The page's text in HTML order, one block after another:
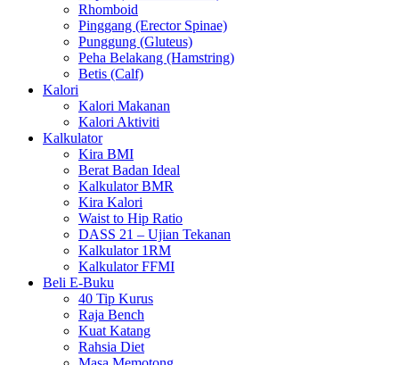
Rhomboid
Pinggang (Erector Spinae)
Punggung (Gluteus)
Peha Belakang (Hamstring)
Betis (Calf)
Kalori
Kalori Makanan
Kalori Aktiviti
Kalkulator
Kira BMI
Berat Badan Ideal
Kalkulator BMR
Kira Kalori
Waist to Hip Ratio
DASS 21 – Ujian Tekanan
Kalkulator 1RM
Kalkulator FFMI
Beli E-Buku
40 Tip Kurus
Raja Bench
Kuat Katang
Rahsia Diet